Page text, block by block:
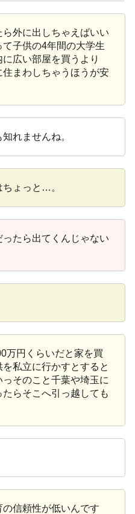
外に出しちゃえばいい
子供の4年間の大学生
広い部屋を買うより
住まわしちゃうほうが安
れませんね。
ょっと…。
たら出てくんじゃない
万円くらいだと家を買
私立に行かすとすると
そのこと千葉や埼玉に
らそこへ引っ越しても
信頼性が低いんです